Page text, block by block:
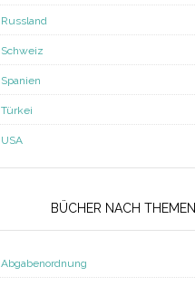
Russland
Schweiz
Spanien
Türkei
USA
BÜCHER NACH THEMEN
Abgabenordnung